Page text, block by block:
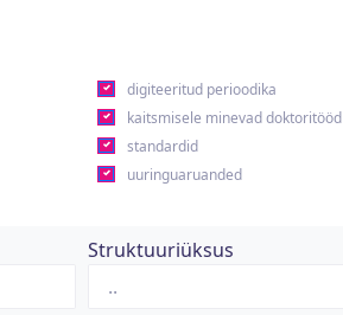
digiteeritud perioodika
kaitsmisele minevad doktoritööd
standardid
uuringuaruanded
Struktuuriüksus